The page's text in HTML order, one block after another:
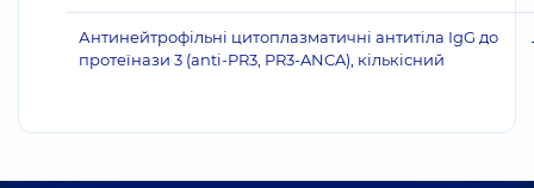
Антинейтрофільні цитоплазматичні антитіла IgG до
протеїнази 3 (anti-PR3, PR3-ANCA), кількісний